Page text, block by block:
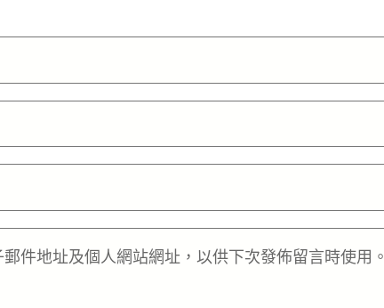
件地址及個人網站網址，以供下次發佈留言時使用。